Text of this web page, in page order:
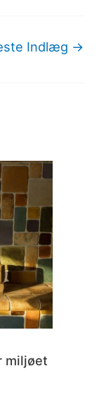
Indlæg →
miljøet